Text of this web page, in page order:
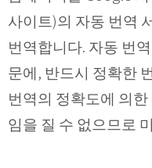
사이트)의 자동 번역
번역합니다. 자동 번
문에, 반드시 정확한
번역의 정확도에 의
임을 질 수 없으므로